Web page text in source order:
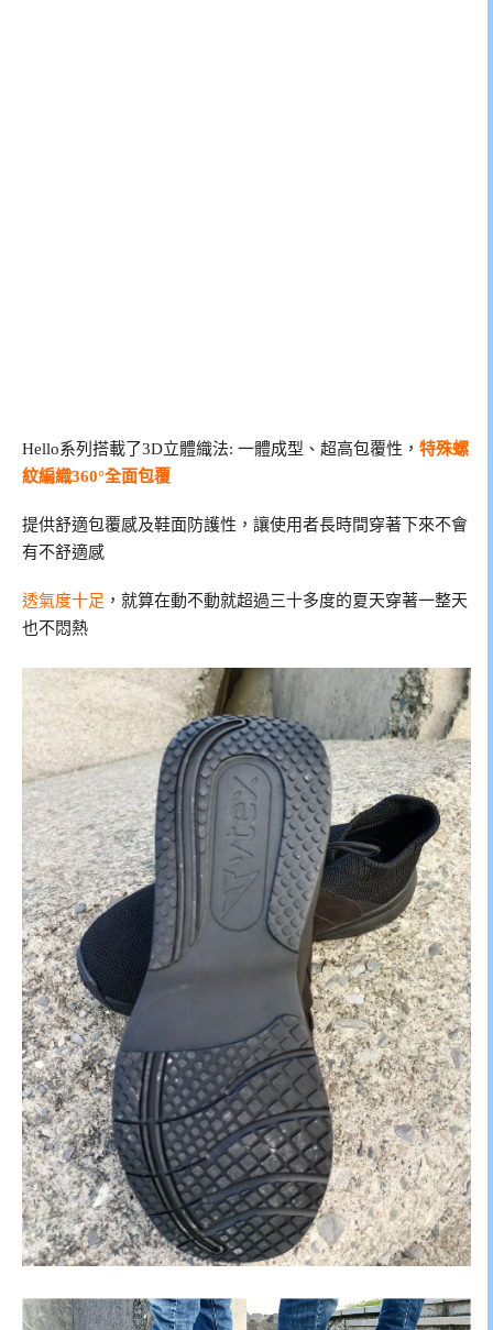
Hello系列搭載了3D立體織法: 一體成型、超高包覆性， 特殊螺
紋編織360°全面包覆
提供舒適包覆感及鞋面防護性，讓使用者長時間穿著下來不會
有不舒適感
透氣度十足 ，就算在動不動就超過三十多度的夏天穿著一整天
也不悶熱